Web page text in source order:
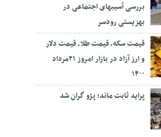
بررسی آسیبهای اجتماعی در
بهزیستی رودسر
قیمت سکه، قیمت طلا، قیمت دلار
و ارز آزاد در بازار امروز ۲۱مرداد
۱۴۰۰
پراید ثابت ماند؛ پژو گران شد